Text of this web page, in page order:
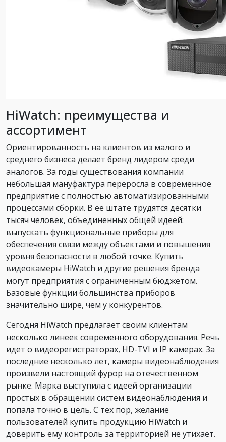
HiWatch: преимущества и
ассортимент
Ориентированность на клиентов из малого и
среднего бизнеса делает бренд лидером среди
аналогов. За годы существования компании
небольшая мануфактура переросла в современное
предприятие с полностью автоматизированными
процессами сборки. В ее штате трудятся десятки
тысяч человек, объединенных общей идеей:
выпускать функциональные приборы для
обеспечения связи между объектами и повышения
уровня безопасности в любой точке. Купить
видеокамеры HiWatch и другие решения бренда
могут предприятия с ограниченным бюджетом.
Базовые функции большинства приборов
значительно шире, чем у конкурентов.
Сегодня HiWatch предлагает своим клиентам
несколько линеек современного оборудования. Речь
идет о видеорегистраторах, HD-TVI и IP камерах. За
последние несколько лет, камеры видеонаблюдения
произвели настоящий фурор на отечественном
рынке. Марка выступила с идеей организации
простых в обращении систем видеонаблюдения и
попала точно в цель. С тех пор, желание
пользователей купить продукцию HiWatch и
доверить ему контроль за территорией не утихает.